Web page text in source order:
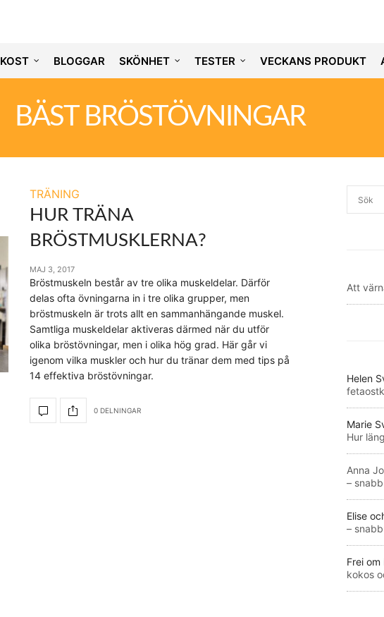
KOST BLOGGAR SKÖNHET TESTER VECKANS PRODUKT
BÄST BRÖSTÖVNINGAR
TRÄNING
HUR TRÄNA
BRÖSTMUSKLERNA?
MAJ 3, 2017
Bröstmuskeln består av tre olika muskeldelar. Därför
delas ofta övningarna in i tre olika grupper, men
bröstmuskeln är trots allt en sammanhängande muskel.
Samtliga muskeldelar aktiveras därmed när du utför
olika bröstövningar, men i olika hög grad. Här går vi
igenom vilka muskler och hur du tränar dem med tips på
14 effektiva bröstövningar.
0 DELNINGAR
Att
Helen
Marie
Hur
Anna
–
Elise
–
Frei om
kokos